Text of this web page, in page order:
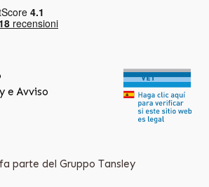
e Avviso
parte del Gruppo Tansley